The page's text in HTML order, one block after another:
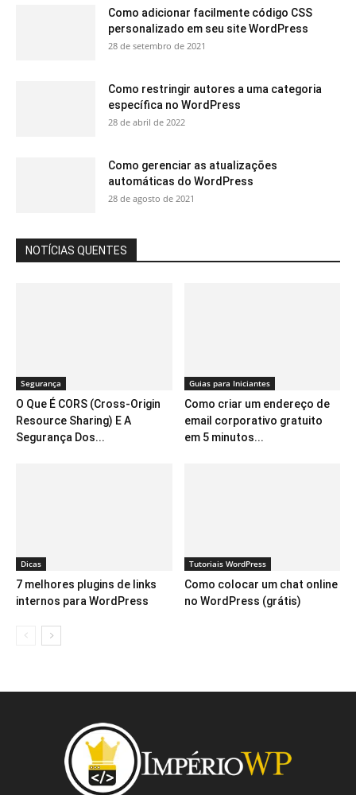
Como adicionar facilmente código CSS
personalizado em seu site WordPress
28 de setembro de 2021
Como restringir autores a uma categoria
específica no WordPress
28 de abril de 2022
Como gerenciar as atualizações
automáticas do WordPress
28 de agosto de 2021
NOTÍCIAS QUENTES
Segurança
O Que É CORS (Cross-Origin
Resource Sharing) E A
Segurança Dos...
Guias para Iniciantes
Como criar um endereço de
email corporativo gratuito
em 5 minutos...
Dicas
7 melhores plugins de links
internos para WordPress
Tutoriais WordPress
Como colocar um chat online
no WordPress (grátis)